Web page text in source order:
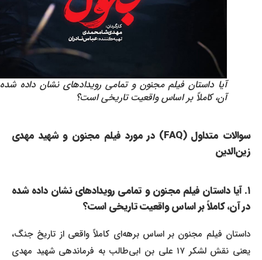
آیا داستان فیلم مجنون و تمامی رویدادهای نشان داده شده در
آن، کاملاً بر اساس واقعیت تاریخی است؟
سوالات متداول (FAQ) در مورد فیلم مجنون و شهید مهدی
زین‌الدین
۱. آیا داستان فیلم مجنون و تمامی رویدادهای نشان داده شده
در آن، کاملاً بر اساس واقعیت تاریخی است؟
داستان فیلم مجنون بر اساس برهه‌ای کاملاً واقعی از تاریخ جنگ،
یعنی نقش لشکر ۱۷ علی بن ابی‌طالب به فرماندهی شهید مهدی